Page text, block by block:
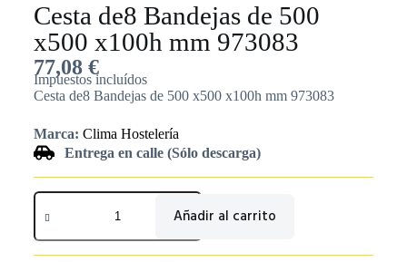
Cesta de8 Bandejas de 500
x500 x100h mm 973083
77,08 €
Impuestos incluídos
Cesta de8 Bandejas de 500 x500 x100h mm 973083
Marca: Clima Hostelería
Entrega en calle (Sólo descarga)
Añadir al carrito